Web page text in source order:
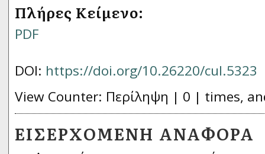
Πλήρες Κείμενο:
PDF
DOI: https://doi.org/10.26220/cul.5323
View Counter: Περίληψη | 0 | times,
ΕΙΣΕΡΧΌΜΕΝΗ ΑΝΑΦΟΡΆ